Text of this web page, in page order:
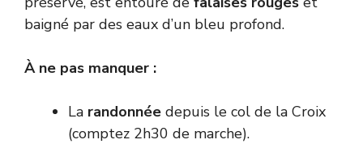
baigné par des eaux d’un bleu profond.
À ne pas manquer :
La randonnée depuis le col de la Croix
(comptez 2h30 de marche).